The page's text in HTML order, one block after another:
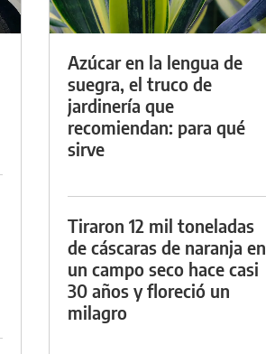
Azúcar en la lengua de
suegra, el truco de
jardinería que
recomiendan: para qué
sirve
Tiraron 12 mil toneladas
de cáscaras de naranja en
un campo seco hace casi
30 años y floreció un
milagro